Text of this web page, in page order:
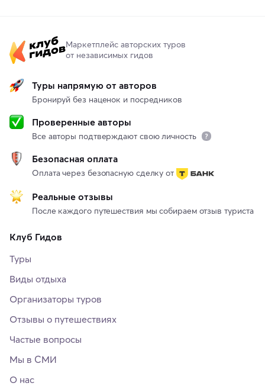
Маркетплейс авторских туров
от независимых гидов
Туры напрямую от авторов
Бронируй без наценок и посредников
Проверенные авторы
Все авторы подтверждают свою личность
Безопасная оплата
Оплата через безопасную сделку от
Реальные отзывы
После каждого путешествия мы собираем отзыв туриста
Клуб Гидов
Туры
Виды отдыха
Организаторы туров
Отзывы о путешествиях
Частые вопросы
Мы в СМИ
О нас